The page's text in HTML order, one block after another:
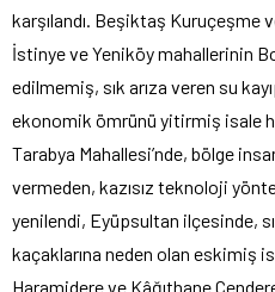
karşılandı. Beşiktaş Kuruçeşme
İstinye ve Yeniköy mahallerinin
edilmemiş, sık arıza veren su
ekonomik ömrünü yitirmiş isale
Tarabya Mahallesi’nde, bölge
vermeden, kazısız teknoloji
yenilendi, Eyüpsultan ilçesinde,
kaçaklarına neden olan eskimiş
Haramidere ve Kâğıthane